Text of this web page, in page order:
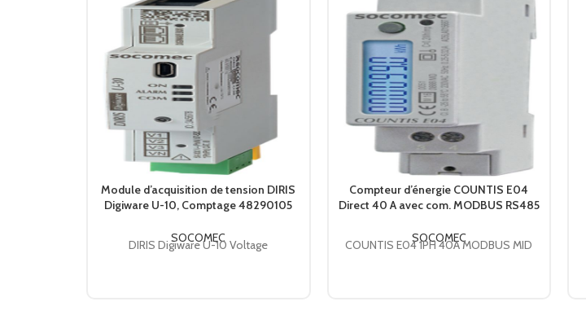
Module d’acquisition de tension DIRIS
Digiware U-10, Comptage 48290105
SOCOMEC
DIRIS Digiware U-10 Voltage
Compteur d’énergie COUNTIS E04
Direct 40 A avec com. MODBUS RS485
SOCOMEC
COUNTIS E04 1PH 40A MODBUS MID